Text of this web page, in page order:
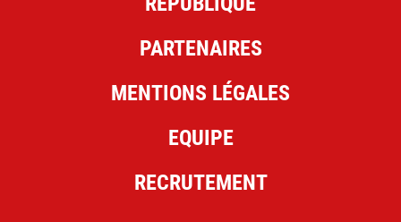
PARTENAIRES
MENTIONS LÉGALES
EQUIPE
RECRUTEMENT